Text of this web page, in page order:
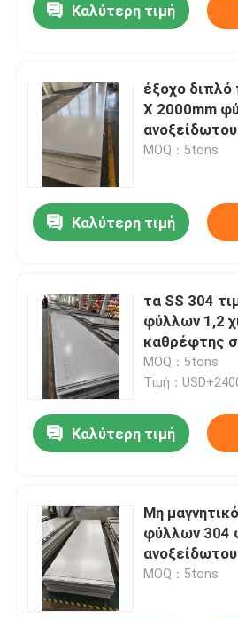
Καλύτερη τιμή
έξοχο διπλό
X 2000mm
MOQ：5tons
Καλύτερη τιμή
τα SS 304
φύλλων 1,2
καθρέφτης
ανοξείδωτου
MOQ：5tons
Τιμή：
Καλύτερη τιμή
Μη
φύλλων 304
διακοσμητικό
MOQ：5tons